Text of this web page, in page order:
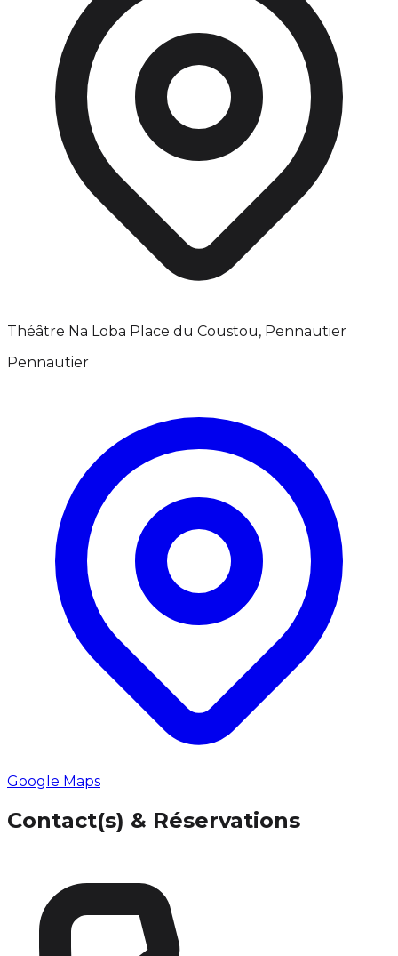
Théâtre Na Loba Place du Coustou, Pennautier
Pennautier
Google Maps
Contact(s) & Réservations